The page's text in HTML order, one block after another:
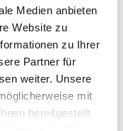
Medien anbieten
Website zu
zu Ihrer
Partner für
weiter. Unsere
mit
bereitgestellt